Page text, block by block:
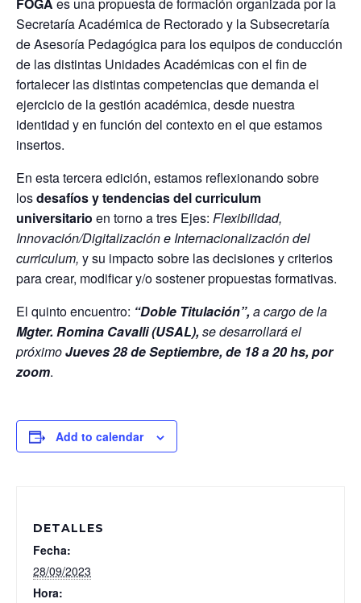
Secretaría Académica de Rectorado y la Subsecretaría
de Asesoría Pedagógica para los equipos de conducción
de las distintas Unidades Académicas con el fin de
fortalecer las distintas competencias que demanda el
ejercicio de la gestión académica, desde nuestra
identidad y en función del contexto en el que estamos
insertos.
En esta tercera edición, estamos reflexionando sobre
losdesafíos y tendencias del curriculum
universitario en torno a tres Ejes: Flexibilidad,
Innovación/Digitalización e Internacionalización del
curriculum, y su impacto sobre las decisiones y criterios
para crear, modificar y/o sostener propuestas formativas.
El quinto encuentro: “Doble Titulación”,a cargo de la
Mgter. Romina Cavalli (USAL),se desarrollaráel
próximoJueves 28 de Septiembre, de 18 a 20 hs, por
zoom.
Add to calendar
DETALLES
Fecha:
28/09/2023
Hora: